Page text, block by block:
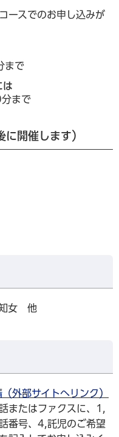
ースでのお申し込みが
まで
は
まで
開催します）
女 他
外部サイトへリンク）
話またはファクスに、1,
番号、4,託児のご希望